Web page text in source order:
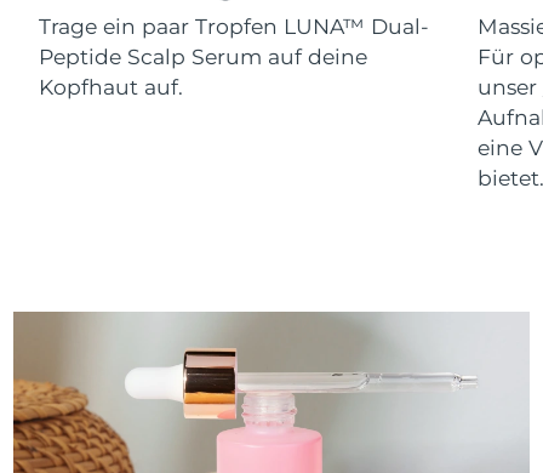
Trage ein paar Tropfen LUNA™ Dual-
Peptide Scalp Serum auf deine
Kopfhaut auf.
Für
unser
eine
bietet.